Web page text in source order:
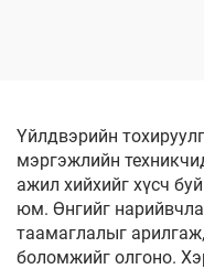
Үйлдвэрийн
мэргэжлийн
ажил хийхийг хүсч
юм. Өнгийг
таамаглалыг
боломжийг олгоно.